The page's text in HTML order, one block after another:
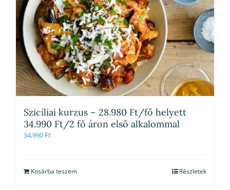
Szicíliai kurzus – 28.980 Ft/fő helyett
34.990 Ft/2 fő áron első alkalommal
34,990 Ft
Kosárba teszem Részletek